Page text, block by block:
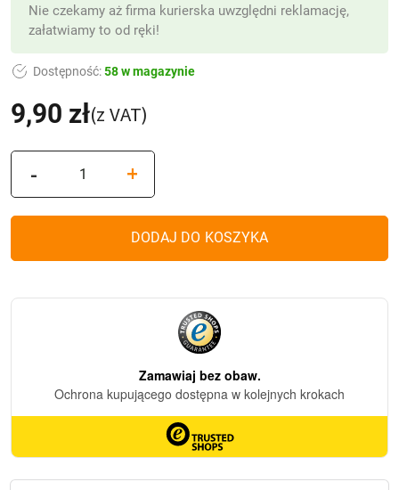
9,90 zł(z VAT)
Dostępność:58 w magazynie
Nie czekamy aż firma kurierska uwzględni reklamację,
załatwiamy to od ręki!
-
Świeca
BAT/W
+
DODAJ DO KOSZYKA